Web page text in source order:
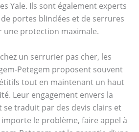
Yale. Ils sont également experts
portes blindées et de serrures
une protection maximale.
un serrurier pas cher, les
Petegem proposent souvent
tout en maintenant un haut
Leur engagement envers la
se traduit par des devis clairs et
le problème, faire appel à